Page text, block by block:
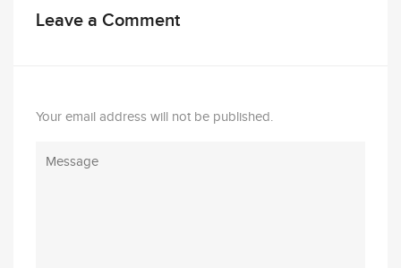
Leave a Comment
Your email address will not be published.